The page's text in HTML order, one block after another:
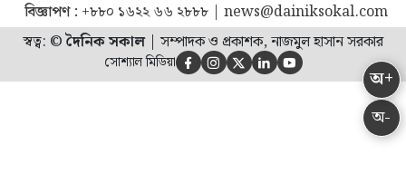
অ-
অ+
বিজ্ঞাপণ : +৮৮০ ১৬২২ ৬৬ ২৮৮৮| news@dainiksokal.com
স্বত্ব: ©দৈনিক সকাল| সম্পাদক ও প্রকাশক, নাজমুল হাসান সরকার
সোশ্যাল মিডিয়া     